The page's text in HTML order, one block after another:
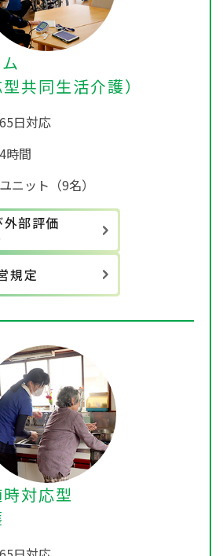
共同生活介護）
日対応
時間
ニット（9名）
部評価
規定
対応型